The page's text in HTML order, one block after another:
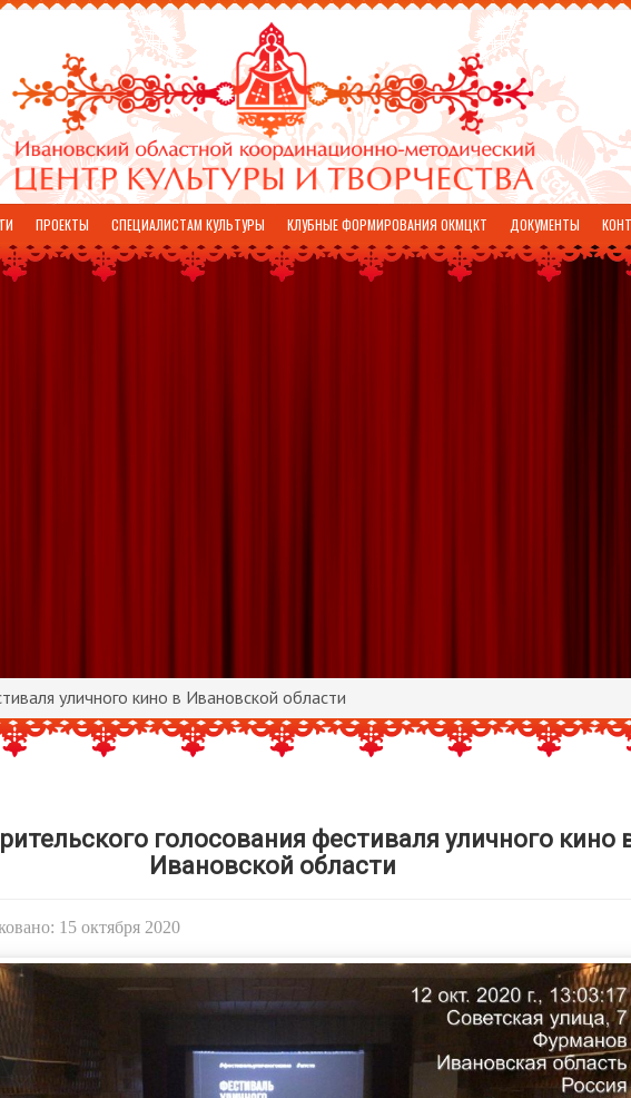
ПРОЕКТЫ СПЕЦИАЛИСТАМ КУЛЬТУРЫ КЛУБНЫЕ ФОРМИРОВАНИЯ ОКМЦКТ ДОКУМЕНТЫ
уличного кино в Ивановской области
голосования фестиваля уличного кино
Ивановской области
15 октября 2020